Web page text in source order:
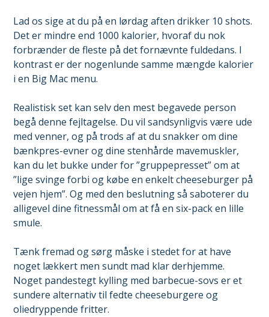
Lad os sige at du på en lørdag aften drikker 10 shots.
Det er mindre end 1000 kalorier, hvoraf du nok
forbrænder de fleste på det fornævnte fuldedans. I
kontrast er der nogenlunde samme mængde kalorier
i en Big Mac menu.
Realistisk set kan selv den mest begavede person
begå denne fejltagelse. Du vil sandsynligvis være ude
med venner, og på trods af at du snakker om dine
bænkpres-evner og dine stenhårde mavemuskler,
kan du let bukke under for ”gruppepresset” om at
”lige svinge forbi og købe en enkelt cheeseburger på
vejen hjem”. Og med den beslutning så saboterer du
alligevel dine fitnessmål om at få en six-pack en lille
smule.
Tænk fremad og sørg måske i stedet for at have
noget lækkert men sundt mad klar derhjemme.
Noget pandestegt kylling med barbecue-sovs er et
sundere alternativ til fedte cheeseburgere og
oliedryppende fritter.